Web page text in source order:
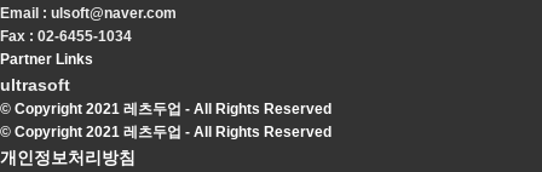
Email : ulsoft@naver.com
Fax : 02-6455-1034
Partner Links
ultrasoft
© Copyright 2021 레츠두업 - All Rights Reserved
© Copyright 2021 레츠두업 - All Rights Reserved
개인정보처리방침